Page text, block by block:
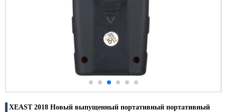
XEAST 2018 Новый выпущенный портативный портативный